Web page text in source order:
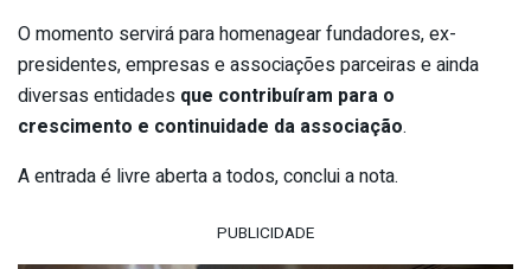
O momento servirá para homenagear fundadores, ex-
presidentes, empresas e associações parceiras e ainda
diversas entidades que contribuíram para o
crescimento e continuidade da associação.
A entrada é livre aberta a todos, conclui a nota.
PUBLICIDADE